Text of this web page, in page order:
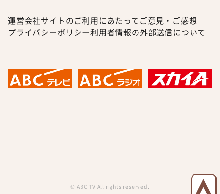
運営会社サイトのご利用にあたって ご意見・ご感想
プライバシーポリシー利用者情報の外部送信について
© ABC TV All rights reserved.